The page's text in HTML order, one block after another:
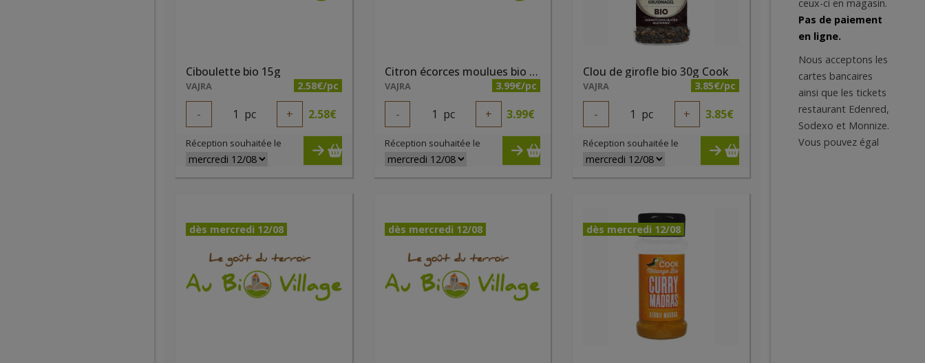
Ciboulette bio 15g
VAJRA 2.58€/pc
- 1 pc + 2.58€
Réception souhaitée le
Citron écorces moulues bio 32g
VAJRA 3.99€/pc
- 1 pc + 3.99€
Réception souhaitée le
Clou de girofle bio 30g Cook
VAJRA 3.85€/pc
- 1 pc + 3.85€
Réception souhaitée le
dès mercredi 12/08 dès mercredi 12/08 dès mercredi 12/08
ceux-ci en magasin.
Pas de paiement
en ligne.
Nous acceptons les
cartes bancaires
ainsi que les tickets
restaurant Edenred,
Sodexo et Monnize.
Vous pouvez égal